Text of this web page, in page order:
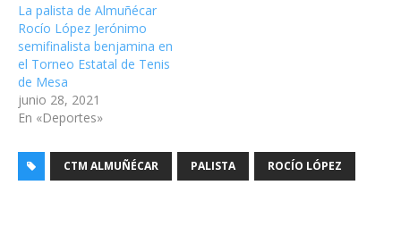
La palista de Almuñécar
Rocío López Jerónimo
semifinalista benjamina en
el Torneo Estatal de Tenis
de Mesa
junio 28, 2021
En «Deportes»
CTM ALMUÑÉCAR PALISTA ROCÍO LÓPEZ